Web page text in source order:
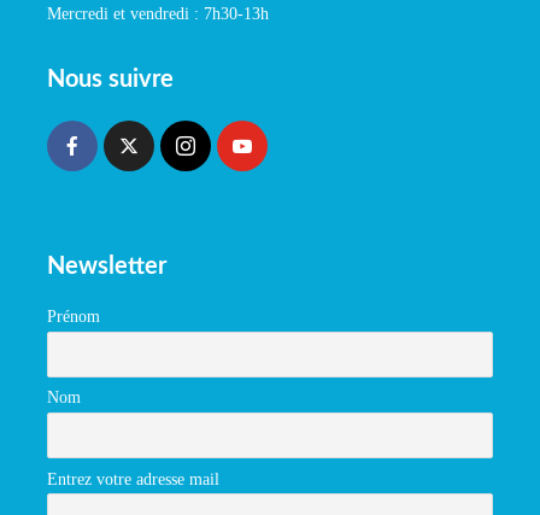
Mercredi et vendredi : 7h30-13h
Nous suivre
Newsletter
Prénom
Nom
Entrez votre adresse mail